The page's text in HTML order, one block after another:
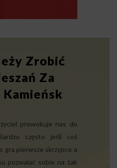
Zrobić
Za
prowokuje nas do
często jeśli coś
gra pierwsze skrzypce a
pozwalać sobie na tak